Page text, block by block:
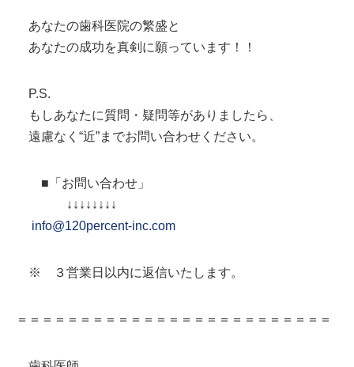
あなたの歯科医院の繁盛と
あなたの成功を真剣に願っています！！
P.S.
もしあなたに質問・疑問等がありましたら、
遠慮なく“近”までお問い合わせください。
■「お問い合わせ」
↓↓↓↓↓↓↓↓
info@120percent-inc.com
※ ３営業日以内に返信いたします。
＝＝＝＝＝＝＝＝＝＝＝＝＝＝＝＝＝＝＝＝＝＝＝＝＝